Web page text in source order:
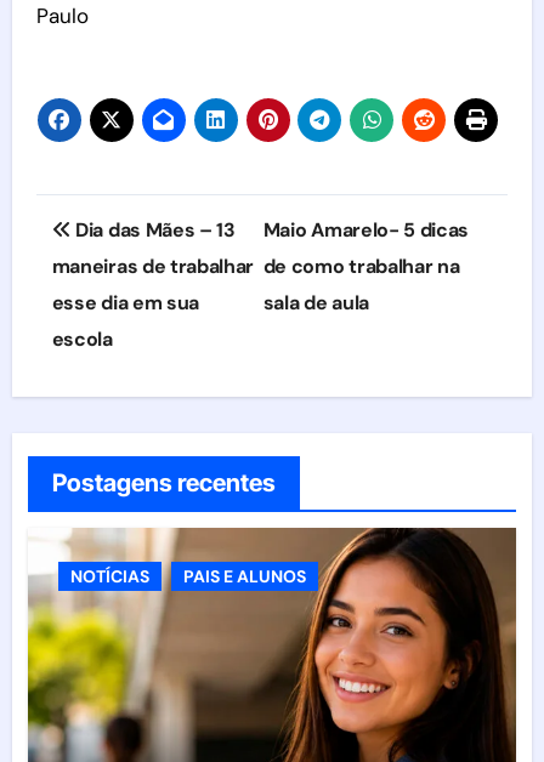
Paulo
Navegação
de
Post
Dia das Mães – 13
maneiras de trabalhar
esse dia em sua
escola
Maio Amarelo- 5 dicas
de como trabalhar na
sala de aula
Postagens recentes
NOTÍCIAS PAIS E ALUNOS